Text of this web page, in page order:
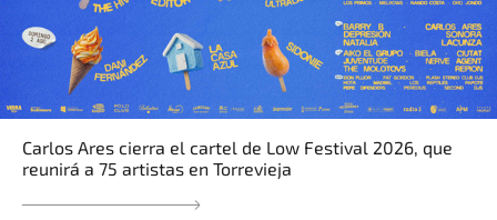
Carlos Ares cierra el cartel de Low Festival 2026, que
reunirá a 75 artistas en Torrevieja